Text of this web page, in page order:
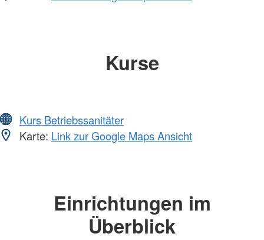
Kurse
Kurs Betriebssanitäter
Karte: Link zur Google Maps Ansicht
Einrichtungen im
Überblick